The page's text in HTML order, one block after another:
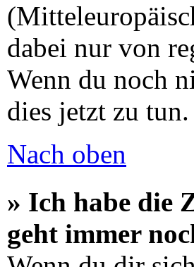
dabei nur von
Wenn du noch
dies jetzt zu tun.
Nach oben
» Ich habe die
geht immer